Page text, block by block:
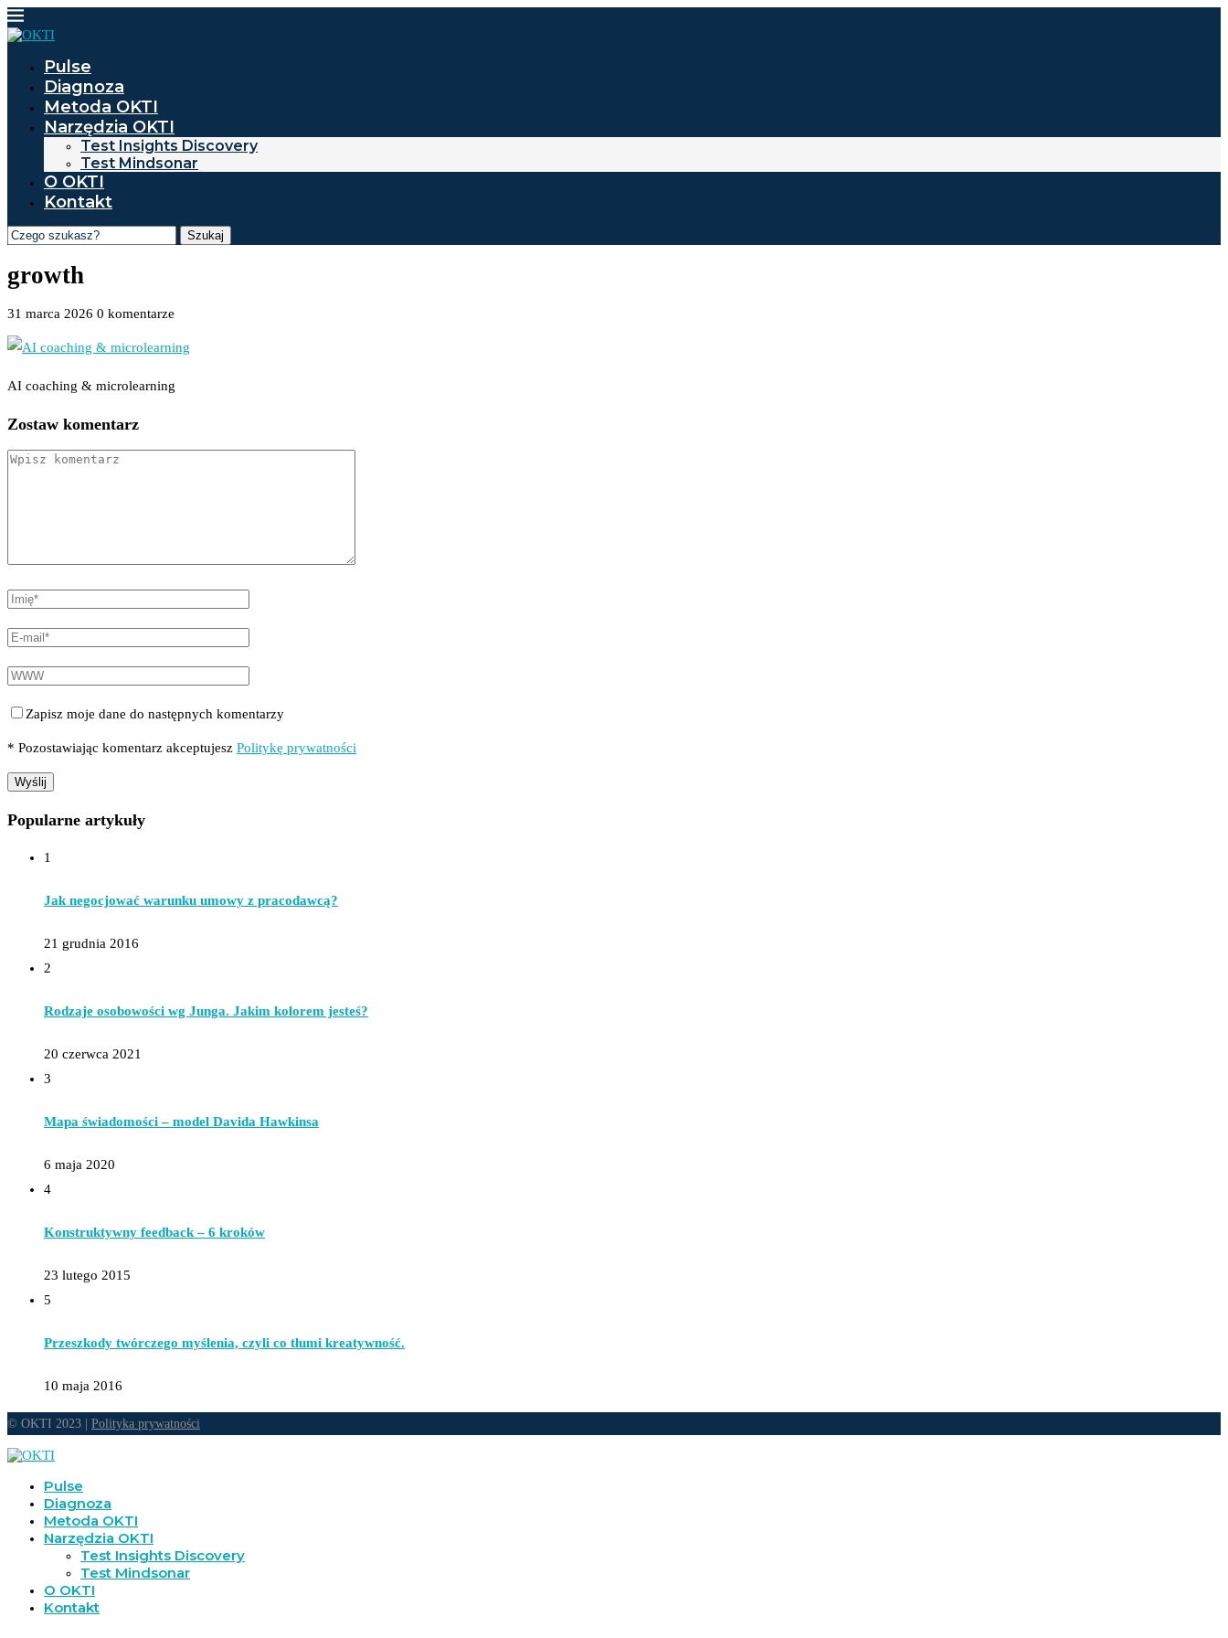
Pulse
Diagnoza
Metoda OKTI
Narzędzia OKTI
Test Insights Discovery
Test Mindsonar
O OKTI
Kontakt
Szukaj
growth
31 marca 2026 0 komentarze
AI coaching & microlearning
Zostaw komentarz
Zapisz moje dane do następnych komentarzy
* Pozostawiając komentarz akceptujesz Politykę prywatności
Popularne artykuły
1
Jak negocjować warunku umowy z pracodawcą?
21 grudnia 2016
2
Rodzaje osobowości wg Junga. Jakim kolorem jesteś?
20 czerwca 2021
3
Mapa świadomości – model Davida Hawkinsa
6 maja 2020
4
Konstruktywny feedback – 6 kroków
23 lutego 2015
5
Przeszkody twórczego myślenia, czyli co tłumi kreatywność.
10 maja 2016
© OKTI 2023 | Polityka prywatności
Pulse
Diagnoza
Metoda OKTI
Narzędzia OKTI
Test Insights Discovery
Test Mindsonar
O OKTI
Kontakt